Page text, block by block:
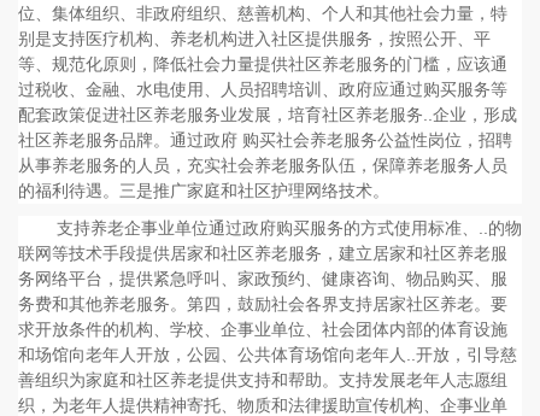
位、集体组织、非政府组织、慈善机构、个人和其他社会力量，特
别是支持医疗机构、养老机构进入社区提供服务，按照公开、平
等、规范化原则，降低社会力量提供社区养老服务的门槛，应该通
过税收、金融、水电使用、人员招聘培训、政府应通过购买服务等
配套政策促进社区养老服务业发展，培育社区养老服务..企业，形成
社区养老服务品牌。通过政府 购买社会养老服务公益性岗位，招聘
从事养老服务的人员，充实社会养老服务队伍，保障养老服务人员
的福利待遇。三是推广家庭和社区护理网络技术。
支持养老企事业单位通过政府购买服务的方式使用标准、..的物
联网等技术手段提供居家和社区养老服务，建立居家和社区养老服
务网络平台，提供紧急呼叫、家政预约、健康咨询、物品购买、服
务费和其他养老服务。第四，鼓励社会各界支持居家社区养老。要
求开放条件的机构、学校、企事业单位、社会团体内部的体育设施
和场馆向老年人开放，公园、公共体育场馆向老年人..开放，引导慈
善组织为家庭和社区养老提供支持和帮助。支持发展老年人志愿组
织，为老年人提供精神寄托、物质和法律援助宣传机构、企事业单